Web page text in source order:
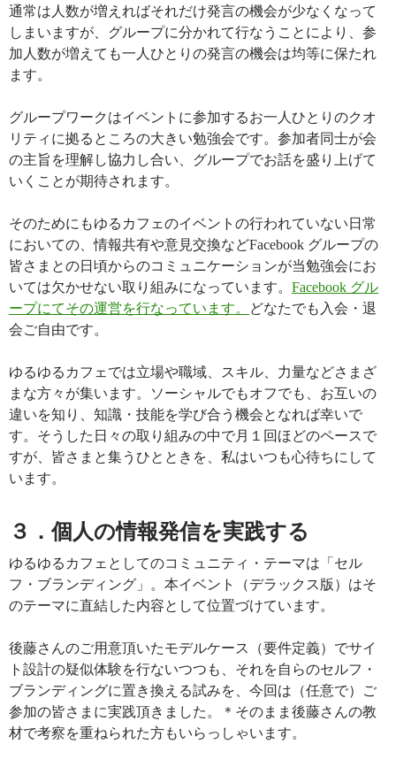
通常は人数が増えればそれだけ発言の機会が少なくなって
しまいますが、グループに分かれて行なうことにより、参
加人数が増えても一人ひとりの発言の機会は均等に保たれ
ます。
グループワークはイベントに参加するお一人ひとりのクオ
リティに拠るところの大きい勉強会です。参加者同士が会
の主旨を理解し協力し合い、グループでお話を盛り上げて
いくことが期待されます。
そのためにもゆるカフェのイベントの行われていない日常
においての、情報共有や意見交換などFacebook グループの
皆さまとの日頃からのコミュニケーションが当勉強会にお
いては欠かせない取り組みになっています。 Facebook グル
ープにてその運営を行なっています。
どなたでも入会・退
会ご自由です。
ゆるゆるカフェでは立場や職域、スキル、力量などさまざ
まな方々が集います。ソーシャルでもオフでも、お互いの
違いを知り、知識・技能を学び合う機会となれば幸いで
す。そうした日々の取り組みの中で月１回ほどのペースで
すが、皆さまと集うひとときを、私はいつも心待ちにして
います。
３．個人の情報発信を実践する
ゆるゆるカフェとしてのコミュニティ・テーマは「セル
フ・ブランディング」。本イベント（デラックス版）はそ
のテーマに直結した内容として位置づけています。
後藤さんのご用意頂いたモデルケース（要件定義）でサイ
ト設計の疑似体験を行ないつつも、それを自らのセルフ・
ブランディングに置き換える試みを、今回は（任意で）ご
参加の皆さまに実践頂きました。＊そのまま後藤さんの教
材で考察を重ねられた方もいらっしゃいます。